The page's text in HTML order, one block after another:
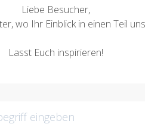
Liebe Besucher,
wo Ihr Einblick in einen Teil
Lasst Euch inspirieren!